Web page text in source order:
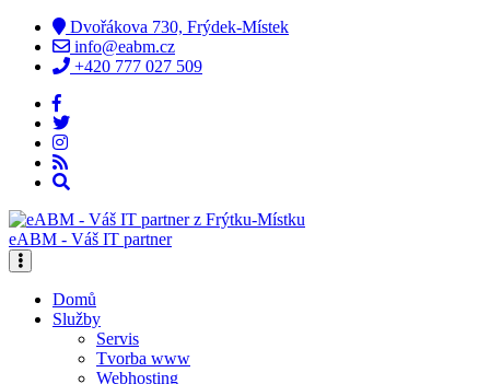
Dvořákova 730, Frýdek-Místek
info@eabm.cz
+420 777 027 509
eABM - Váš IT partner
Domů
Služby
Servis
Tvorba www
Webhosting